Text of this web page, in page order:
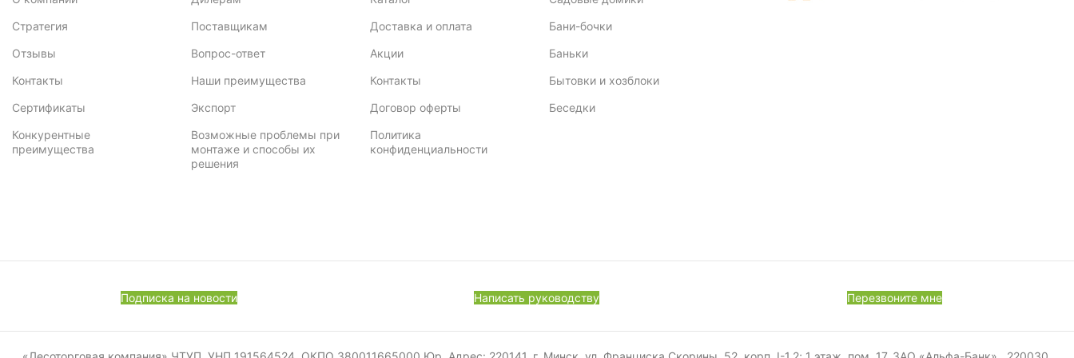
Стратегия
Отзывы
Контакты
Сертификаты
Конкурентные
преимущества
Поставщикам
Вопрос-ответ
Наши преимущества
Экспорт
Возможные проблемы при
монтаже и способы их
решения
Доставка и оплата
Акции
Контакты
Договор оферты
Политика
конфиденциальности
Бани-бочки
Баньки
Бытовки и хозблоки
Беседки
Подписка на новости Написать руководству Перезвоните мне